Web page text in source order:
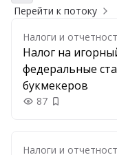
Перейти к потоку
Налоги и
Налог на
федеральные
букмекеров
87 Добавить в
Налоги и